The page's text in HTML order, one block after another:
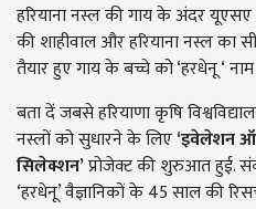
हरियाना नस्ल की गाय के अंदर
की शाहीवाल और हरियाना नस्ल का
तैयार हुए गाय के बच्चे को ‘हरधेनू ‘ नाम
बता दें जबसे हरियाणा कृषि
नस्लों को सुधारने के लिए‘इवेलेशन ऑफ
सिलेक्शन’प्रोजेक्ट की शुरुआत हुई.
‘हरधेनू’ वैज्ञानिकों के 45 साल की